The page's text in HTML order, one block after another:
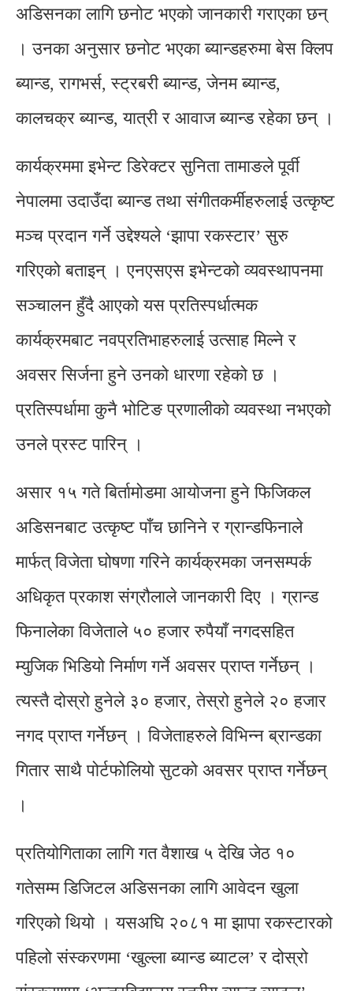
अडिसनका लागि छनोट भएको जानकारी गराएका छन्
। उनका अनुसार छनोट भएका ब्यान्डहरुमा बेस क्लिप
ब्यान्ड, रागभर्स, स्ट्रबरी ब्यान्ड, जेनम ब्यान्ड,
कालचक्र ब्यान्ड, यात्री र आवाज ब्यान्ड रहेका छन् ।
कार्यक्रममा इभेन्ट डिरेक्टर सुनिता तामाङले पूर्वी
नेपालमा उदाउँदा ब्यान्ड तथा संगीतकर्मीहरुलाई उत्कृष्ट
मञ्च प्रदान गर्ने उद्देश्यले ‘झापा रकस्टार’ सुरु
गरिएको बताइन् । एनएसएस इभेन्टको व्यवस्थापनमा
सञ्चालन हुँदै आएको यस प्रतिस्पर्धात्मक
कार्यक्रमबाट नवप्रतिभाहरुलाई उत्साह मिल्ने र
अवसर सिर्जना हुने उनको धारणा रहेको छ ।
प्रतिस्पर्धामा कुनै भोटिङ प्रणालीको व्यवस्था नभएको
उनले प्रस्ट पारिन् ।
असार १५ गते बिर्तामोडमा आयोजना हुने फिजिकल
अडिसनबाट उत्कृष्ट पाँच छानिने र ग्रान्डफिनाले
मार्फत् विजेता घोषणा गरिने कार्यक्रमका जनसम्पर्क
अधिकृत प्रकाश संग्रौलाले जानकारी दिए । ग्रान्ड
फिनालेका विजेताले ५० हजार रुपैयाँ नगदसहित
म्युजिक भिडियो निर्माण गर्ने अवसर प्राप्त गर्नेछन् ।
त्यस्तै दोस्रो हुनेले ३० हजार, तेस्रो हुनेले २० हजार
नगद प्राप्त गर्नेछन् । विजेताहरुले विभिन्न ब्रान्डका
गितार साथै पोर्टफोलियो सुटको अवसर प्राप्त गर्नेछन्
।
प्रतियोगिताका लागि गत वैशाख ५ देखि जेठ १०
गतेसम्म डिजिटल अडिसनका लागि आवेदन खुला
गरिएको थियो । यसअघि २०८१ मा झापा रकस्टारको
पहिलो संस्करणमा ‘खुल्ला ब्यान्ड ब्याटल’ र दोस्रो